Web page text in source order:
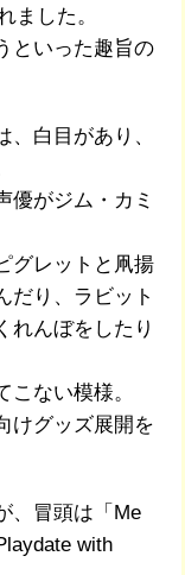
ました。
といった趣旨の
白目があり、
優がジム・カミ
グレットと凧揚
だり、ラビット
れんぼをしたり
ない模様。
けグッズ展開を
、冒頭は「Me
with